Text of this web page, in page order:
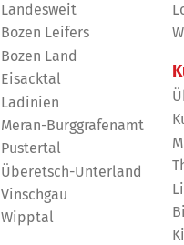
Landesweit
Bozen Leifers
Bozen Land
Eisacktal
Ladinien
Meran-Burggrafenamt
Pustertal
Überetsch-Unterland
Vinschgau
Wipptal